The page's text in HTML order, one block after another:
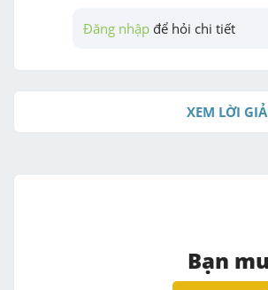
Đăng nhập để hỏi chi tiết
XEM LỜI
Bạn